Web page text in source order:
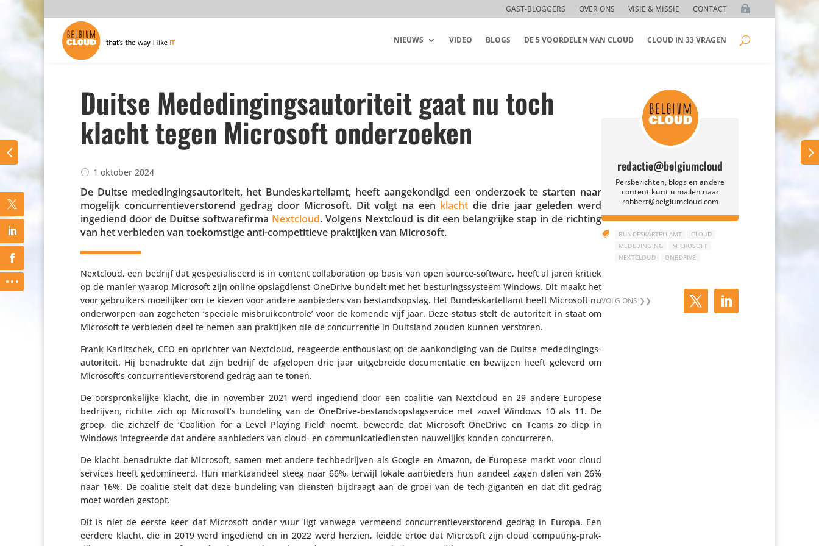
GAST-BLOGGERS OVER ONS VISIE & MISSIE CONTACT
NIEUWS VIDEO BLOGS DE 5 VOORDELEN VAN CLOUD CLOUD IN 33 VRAGEN
Duitse Mededingingsautoriteit gaat nu toch
klacht tegen Microsoft onderzoeken
1 oktober 2024
De Duitse mede­din­gings­au­to­ri­teit, het Bundes­kar­tel­lamt, heeft aange­kon­digd een onderzoek te starten naar
mogelijk concur­ren­tie­ver­sto­rend gedrag door Microsoft. Dit volgt na een klacht die drie jaar geleden werd
ingediend door de Duitse soft­wa­re­firma Nextcloud. Volgens Nextcloud is dit een belang­rijke stap in de richting
van het verbieden van toekom­stige anti-compe­ti­tieve prak­tijken van Microsoft.
Nextcloud, een bedrijf dat gespe­ci­a­li­seerd is in content colla­bo­ra­tion op basis van open source-software, heeft al jaren kritiek
op de manier waarop Microsoft zijn online opslag­dienst OneDrive bundelt met het bestu­rings­sys­teem Windows. Dit maakt het
voor gebrui­kers moei­lijker om te kiezen voor andere aanbie­ders van bestands­op­slag. Het Bundes­kar­tel­lamt heeft Microsoft nu
onder­worpen aan zogeheten ‘speciale misbruik­con­trole’ voor de komende vijf jaar. Deze status stelt de auto­ri­teit in staat om
Microsoft te verbieden deel te nemen aan prak­tijken die de concur­rentie in Duitsland zouden kunnen verstoren.
Frank Karlit­schek, CEO en oprichter van Nextcloud, reageerde enthou­siast op de aankon­di­ging van de Duitse mede­din­gings­
au­to­ri­teit. Hij bena­drukte dat zijn bedrijf de afgelopen drie jaar uitge­breide docu­men­tatie en bewijzen heeft geleverd om
Microsoft’s concur­ren­tie­ver­sto­rend gedrag aan te tonen.
De oorspron­ke­lijke klacht, die in november 2021 werd ingediend door een coalitie van Nextcloud en 29 andere Europese
bedrijven, richtte zich op Microsoft’s bundeling van de OneDrive-bestands­op­slag­ser­vice met zowel Windows 10 als 11. De
groep, die zichzelf de ‘Coalition for a Level Playing Field’ noemt, beweerde dat Microsoft OneDrive en Teams zo diep in
Windows inte­greerde dat andere aanbie­ders van cloud- en commu­ni­ca­tie­dien­sten nauwe­lijks konden concurreren.
De klacht bena­drukte dat Microsoft, samen met andere tech­be­drijven als Google en Amazon, de Europese markt voor cloud
services heeft gedo­mi­neerd. Hun markt­aan­deel steeg naar 66%, terwijl lokale aanbie­ders hun aandeel zagen dalen van 26%
naar 16%. De coalitie stelt dat deze bundeling van diensten bijdraagt aan de groei van de tech-giganten en dat dit gedrag
moet worden gestopt.
Dit is niet de eerste keer dat Microsoft onder vuur ligt vanwege vermeend concur­ren­tie­ver­sto­rend gedrag in Europa. Een
eerdere klacht, die in 2019 werd ingediend en in 2022 werd herzien, leidde ertoe dat Microsoft zijn cloud computing-prak­
redactie@belgiumcloud
Persberichten, blogs en andere
content kunt u mailen naar
robbert@belgiumcloud.com
 BUNDESKARTELLAMT
CLOUD
MEDEDINGING
MICROSOFT
NEXTCLOUD
ONEDRIVE